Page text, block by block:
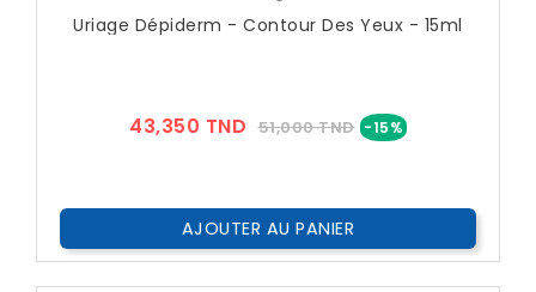
Uriage Dépiderm - Contour Des Yeux - 15ml
43,350 TND Prix
51,000 TND -15%Prix
AJOUTER AU PANIER